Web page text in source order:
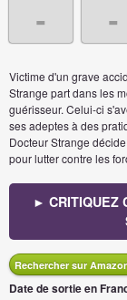
- -
Victime d'un grave
Strange part dans les
guérisseur. Celui-ci
ses adeptes à des
Docteur Strange
pour lutter contre les
► CRITIQUEZ
Rechercher sur
Date de sortie en